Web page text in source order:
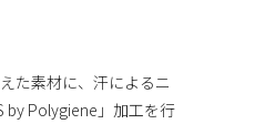
た素材に、汗によるニ
by Polygiene」加工を行